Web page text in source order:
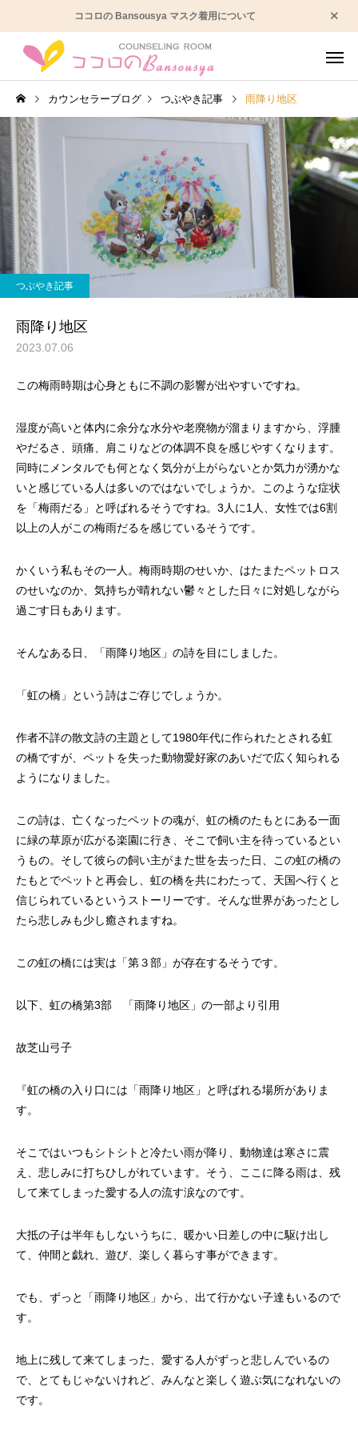
ココロの Bansousya マスク着用について
うつ病かも？
カウンセラーブログ つぶやき記事 雨降り地区
つぶやき記事
雨降り地区
2023.07.06
この梅雨時期は心身ともに不調の影響が出やすいですね。
湿度が高いと体内に余分な水分や老廃物が溜まりますから、浮腫
やだるさ、頭痛、肩こりなどの体調不良を感じやすくなります。
同時にメンタルでも何となく気分が上がらないとか気力が湧かな
いと感じている人は多いのではないでしょうか。このような症状
を「梅雨だる」と呼ばれるそうですね。3人に1人、女性では6割
以上の人がこの梅雨だるを感じているそうです。
かくいう私もその一人。梅雨時期のせいか、はたまたペットロス
のせいなのか、気持ちが晴れない鬱々とした日々に対処しながら
過ごす日もあります。
そんなある日、「雨降り地区」の詩を目にしました。
「虹の橋」という詩はご存じでしょうか。
作者不詳の散文詩の主題として1980年代に作られたとされる虹
の橋ですが、ペットを失った動物愛好家のあいだで広く知られる
ようになりました。
この詩は、亡くなったペットの魂が、虹の橋のたもとにある一面
に緑の草原が広がる楽園に行き、そこで飼い主を待っているとい
うもの。そして彼らの飼い主がまた世を去った日、この虹の橋の
たもとでペットと再会し、虹の橋を共にわたって、天国へ行くと
信じられているというストーリーです。そんな世界があったとし
たら悲しみも少し癒されますね。
この虹の橋には実は「第３部」が存在するそうです。
以下、虹の橋第3部 「雨降り地区」の一部より引用
故芝山弓子
『虹の橋の入り口には「雨降り地区」と呼ばれる場所がありま
す。
そこではいつもシトシトと冷たい雨が降り、動物達は寒さに震
え、悲しみに打ちひしがれています。そう、ここに降る雨は、残
して来てしまった愛する人の流す涙なのです。
大抵の子は半年もしないうちに、暖かい日差しの中に駆け出し
て、仲間と戯れ、遊び、楽しく暮らす事ができます。
でも、ずっと「雨降り地区」から、出て行かない子達もいるので
す。
地上に残して来てしまった、愛する人がずっと悲しんでいるの
で、とてもじゃないけれど、みんなと楽しく遊ぶ気になれないの
です。